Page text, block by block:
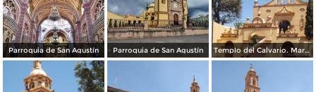
Parroquia de San Agustín Parroquia de San Agustín Templo del Calvario. Marzo/2018